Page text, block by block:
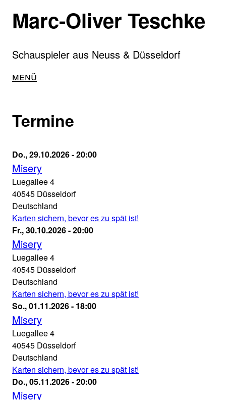
InhaltMarc-Oliver Teschke
Schauspieler aus Neuss & Düsseldorf
MainMenü
Termine
Misery
Theater
an
der
Luegallee
29.10.2026
-
20:00
Do., 29.10.2026 - 20:00
Misery
Luegallee 4
40545 Düsseldorf
Deutschland
Karten sichern, bevor es zu spät ist!
Misery
Theater
an
der
Luegallee
30.10.2026
-
20:00
Fr., 30.10.2026 - 20:00
Misery
Luegallee 4
40545 Düsseldorf
Deutschland
Karten sichern, bevor es zu spät ist!
Misery
Theater
an
der
Luegallee
01.11.2026
-
18:00
So., 01.11.2026 - 18:00
Misery
Luegallee 4
40545 Düsseldorf
Deutschland
Karten sichern, bevor es zu spät ist!
Misery
Theater
Do., 05.11.2026 - 20:00
Misery